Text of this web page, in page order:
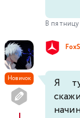
В пятницу
Новичок
Я